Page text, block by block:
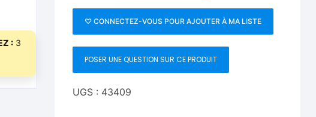
Mentalisme close up
Pièces-Billets
La Magie pour les Enfants
Liquides
Mentalisme salon et scène
: 3
Magic
by
Gary
Kurtz
-
DVD
♡ CONNECTEZ-VOUS POUR AJOUTER À MA LISTE
POSER UNE QUESTION SUR CE PRODUIT
UGS : 43409